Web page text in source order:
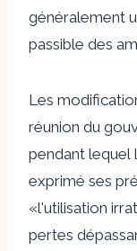
généralement
passible des
Les
réunion du
pendant lequel
exprimé ses
«l'utilisation
pertes